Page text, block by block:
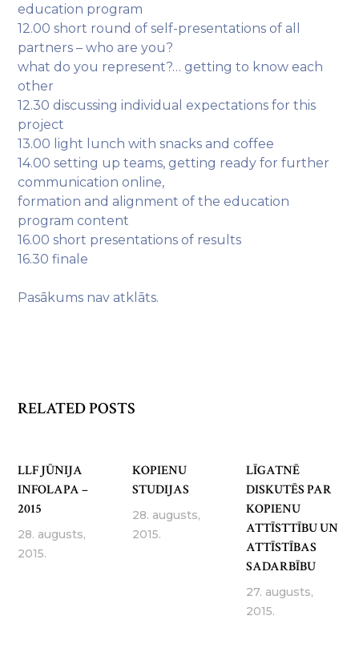
education program
12.00 short round of self-presentations of all
partners – who are you?
what do you represent?… getting to know each
other
12.30 discussing individual expectations for this
project
13.00 light lunch with snacks and coffee
14.00 setting up teams, getting ready for further
communication online,
formation and alignment of the education
program content
16.00 short presentations of results
16.30 finale
Pasākums nav atklāts.
RELATED POSTS
LLF JŪNIJA
INFOLAPA –
2015
28. augusts,
2015.
KOPIENU
STUDIJAS
28. augusts,
2015.
LĪGATNĒ
DISKUTĒS PAR
KOPIENU
ATTĪSTTĪBU UN
ATTĪSTĪBAS
SADARBĪBU
27. augusts,
2015.